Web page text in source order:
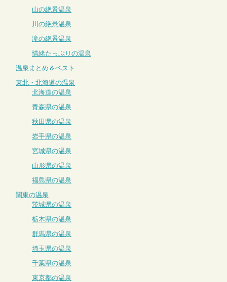
山の絶景温泉
川の絶景温泉
滝の絶景温泉
情緒たっぷりの温泉
温泉まとめ＆ベスト
東北・北海道の温泉
北海道の温泉
青森県の温泉
秋田県の温泉
岩手県の温泉
宮城県の温泉
山形県の温泉
福島県の温泉
関東の温泉
茨城県の温泉
栃木県の温泉
群馬県の温泉
埼玉県の温泉
千葉県の温泉
東京都の温泉